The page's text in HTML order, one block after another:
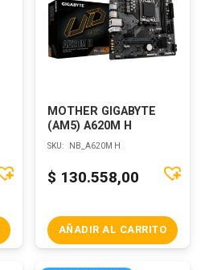
MOTHER GIGABYTE
(AM5) A620M H
SKU: NB_A620M H
$ 130.558,00
AÑADIR AL CARRITO